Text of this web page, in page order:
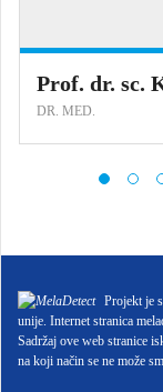
Prof. dr. sc.
DR. MED.
Projekt je
unije. Internet stranica
Sadržaj ove web stranice
na koji način se ne može